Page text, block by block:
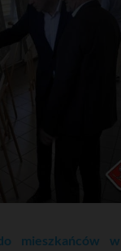
mieszkańców